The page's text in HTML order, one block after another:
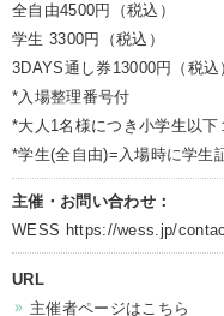
全自由4500円（税込）
学生 3300円（税込）
3DAYS通し券13000円（税込
*入場整理番号付
*大人1名様につき小学生以下
*学生(全自由)=入場時に学生
主催・お問い合わせ：
WESS https://wess.jp/
URL
主催者ページはこちら